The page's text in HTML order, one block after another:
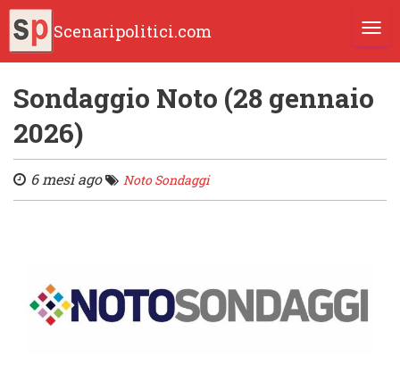
Scenaripolitici.com
Sondaggio Noto (28 gennaio
2026)
6 mesi ago Noto Sondaggi